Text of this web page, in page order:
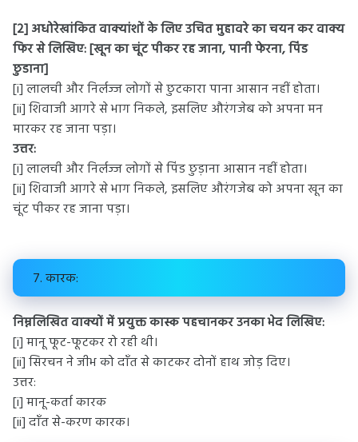
[2] अधोरेखांकित वाक्यांशों के लिए उचित मुहावरे का चयन कर वाक्य
फिर से लिखिए: [खून का चूंट पीकर रह जाना, पानी फेरना, पिंड
छुडाना]
[i] लालची और निर्लज्ज लोगों से छुटकारा पाना आसान नहीं होता।
[ii] शिवाजी आगरे से भाग निकले, इसलिए औरंगजेब को अपना मन
मारकर रह जाना पड़ा।
उत्तर:
[i] लालची और निर्लज्ज लोगों से पिंड छुड़ाना आसान नहीं होता।
[ii] शिवाजी आगरे से भाग निकले, इसलिए औरंगजेब को अपना खून का
चूंट पीकर रह जाना पड़ा।
7. कारक:
निम्नलिखित वाक्यों में प्रयुक्त कास्क पहचानकर उनका भेद लिखिए:
[i] मानू फूट-फूटकर रो रही थी।
[ii] सिरचन ने जीभ को दाँत से काटकर दोनों हाथ जोड़ दिए।
उत्तर:
[i] मानू-कर्ता कारक
[ii] दाँत से-करण कारक।